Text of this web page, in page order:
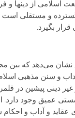
اسلامی از دینها و
و مستقلی است که
بگیرد.
می‌دهد که بین
و سنن مذهبی
غیر دینی پیشین در
عمیق وجود دارد.
و آداب و احکام